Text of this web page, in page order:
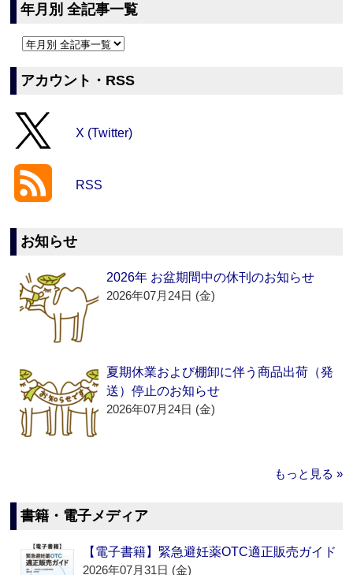
年月別 全記事一覧
アカウント・RSS
X (Twitter)
RSS
お知らせ
2026年 お盆期間中の休刊のお知らせ
2026年07月24日 (金)
夏期休業および棚卸に伴う商品出荷（発
送）停止のお知らせ
2026年07月24日 (金)
もっと見る »
書籍・電子メディア
【電子書籍】緊急避妊薬OTC適正販売ガイド
2026年07月31日 (金)